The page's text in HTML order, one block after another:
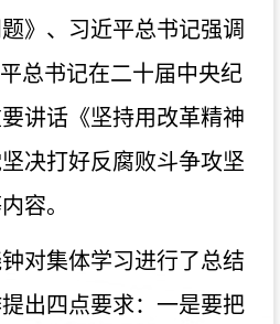
》、习近平总书记强调
总书记在二十届中央纪
讲话《坚持用改革精神
决打好反腐败斗争攻坚
容。
对集体学习进行了总结
出四点要求：一是要把